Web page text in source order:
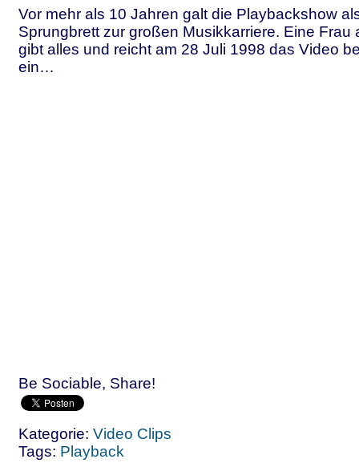
Vor mehr als 10 Jahren galt die Playbackshow
Sprungbrett zur großen Musikkarriere. Eine Frau
gibt alles und reicht am 28 Juli 1998 das Video
ein…
Be Sociable, Share!
Kategorie: Video Clips
Tags: Playback